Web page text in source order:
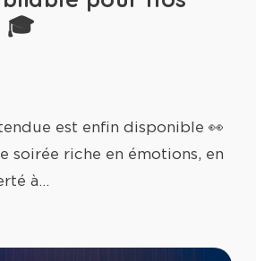
🎓
est enfin disponible 👀
soirée riche en émotions, en
à…